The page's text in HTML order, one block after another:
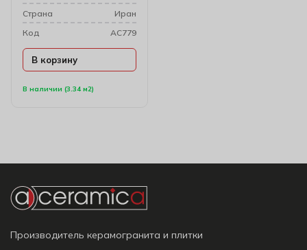
В наличии (3.34 м2)
Cтрана
Иран
Код
AC779
В корзину
Производитель керамогранита и плитки